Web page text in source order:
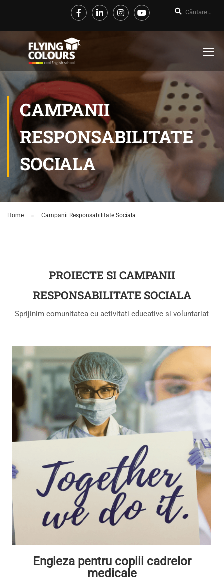
CAMPANII
RESPONSABILITATE
SOCIALA
Home Campanii Responsabilitate Sociala
PROIECTE SI CAMPANII
RESPONSABILITATE SOCIALA
Sprijinim comunitatea cu activitati educative si voluntariat
Engleza pentru copiii cadrelor
medicale